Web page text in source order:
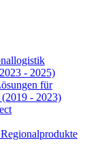
- 2025)
für
- 2023)